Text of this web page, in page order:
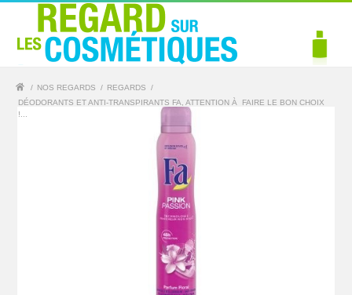
/ NOS REGARDS / REGARDS
/
DÉODORANTS ET ANTI-TRANSPIRANTS FA, ATTENTION À FAIRE LE BON CHOIX
!...